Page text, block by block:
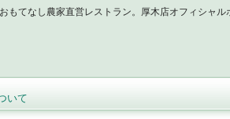
もてなし農家直営レストラン。厚木店オフィシャル
いて